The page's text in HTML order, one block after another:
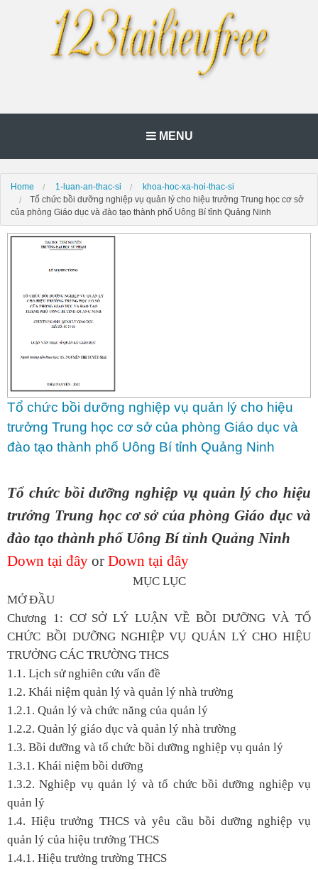
MENU
Home 1-luan-an-thac-si
khoa-hoc-xa-hoi-thac-si
Tổ chức bồi dưỡng nghiệp vụ quản lý cho hiệu trưởng Trung học cơ sở
của phòng Giáo dục và đào tạo thành phố Uông Bí tỉnh Quảng Ninh
Tổ chức bồi dưỡng nghiệp vụ quản lý cho hiệu
trưởng Trung học cơ sở của phòng Giáo dục và
đào tạo thành phố Uông Bí tỉnh Quảng Ninh
Tổ chức bồi dưỡng nghiệp vụ quản lý cho hiệu
trưởng Trung học cơ sở của phòng Giáo dục và
đào tạo thành phố Uông Bí tỉnh Quảng Ninh
Down tại đây or Down tại đây
MỤC LỤC
MỞ ĐẦU
Chương 1: CƠ SỞ LÝ LUẬN VỀ BỒI DƯỠNG VÀ TỔ
CHỨC BỒI DƯỠNG NGHIỆP VỤ QUẢN LÝ CHO HIỆU
TRƯỞNG CÁC TRƯỜNG THCS
1.1. Lịch sử nghiên cứu vấn đề
1.2. Khái niệm quản lý và quản lý nhà trường
1.2.1. Quản lý và chức năng của quản lý
1.2.2. Quản lý giáo dục và quản lý nhà trường
1.3. Bồi dưỡng và tổ chức bồi dưỡng nghiệp vụ quản lý
1.3.1. Khái niệm bồi dưỡng
1.3.2. Nghiệp vụ quản lý và tổ chức bồi dưỡng nghiệp vụ
quản lý
1.4. Hiệu trưởng THCS và yêu cầu bồi dưỡng nghiệp vụ
quản lý của hiệu trưởng THCS
1.4.1. Hiệu trưởng trường THCS